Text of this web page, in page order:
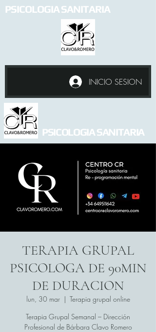
PSICOLOGIA SANITARIA
INICIO SESION
PSICOLOGIA SANITARIA
TERAPIA GRUPAL
PSICOLOGA DE 90MIN
DE DURACION
lun, 30 mar
  |
Terapia grupal online
Terapia Grupal Semanal – Dirección
Profesional de Bárbara Clavo Romero